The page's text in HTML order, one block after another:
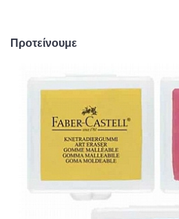
Προτείνουμε